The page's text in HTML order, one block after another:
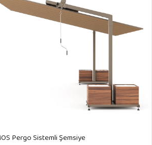
Pergo Sistemli Şemsiye